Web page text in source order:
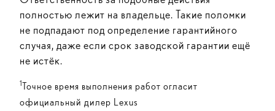
полностью лежит на владельце. Такие поломки
не подпадают под определение гарантийного
случая, даже если срок заводской гарантии ещё
не истёк.
1Точное время выполнения работ огласит
официальный дилер Lexus